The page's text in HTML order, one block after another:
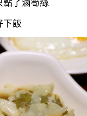
點了滷筍絲
下飯